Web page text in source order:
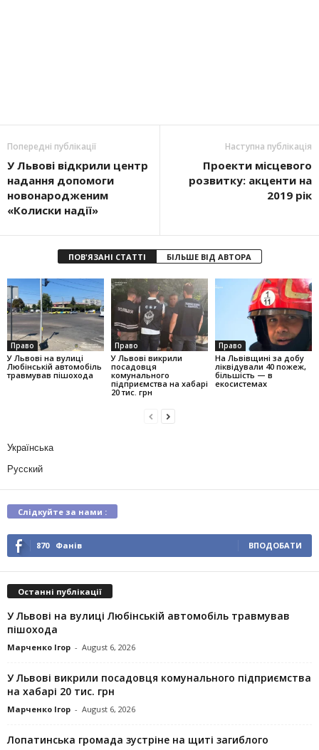
Попередні публікації
У Львові відкрили центр
надання допомоги
новонародженим
«Колиски надії»
Наступна публікація
Проекти місцевого
розвитку: акценти на
2019 рік
ПОВ'ЯЗАНІ СТАТТІ БІЛЬШЕ ВІД АВТОРА
Право
У Львові на вулиці
Любінській автомобіль
травмував пішохода
Право
У Львові викрили
посадовця
комунального
підприємства на хабарі
20 тис. грн
Право
На Львівщині за добу
ліквідували 40 пожеж,
більшість — в
екосистемах
Українська
Русский
Слідкуйте за нами :
870 Фанів ВПОДОБАТИ
Останні публікації
У Львові на вулиці Любінській автомобіль травмував
пішохода
Марченко Ігор - August 6, 2026
У Львові викрили посадовця комунального підприємства
на хабарі 20 тис. грн
Марченко Ігор - August 6, 2026
Лопатинська громада зустріне на щиті загиблого